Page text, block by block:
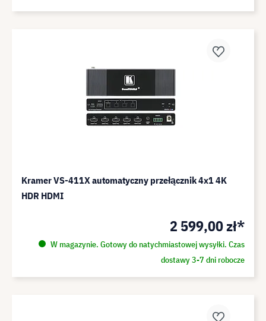
Kramer VS-411X automatyczny przełącznik 4x1 4K
HDR HDMI
2 599,00 zł*
W magazynie. Gotowy do natychmiastowej wysyłki. Czas
dostawy 3-7 dni robocze